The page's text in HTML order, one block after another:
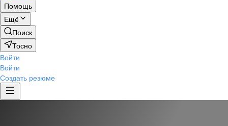
Помощь
Ещё
Поиск
Тосно
Войти
Войти
Создать резюме